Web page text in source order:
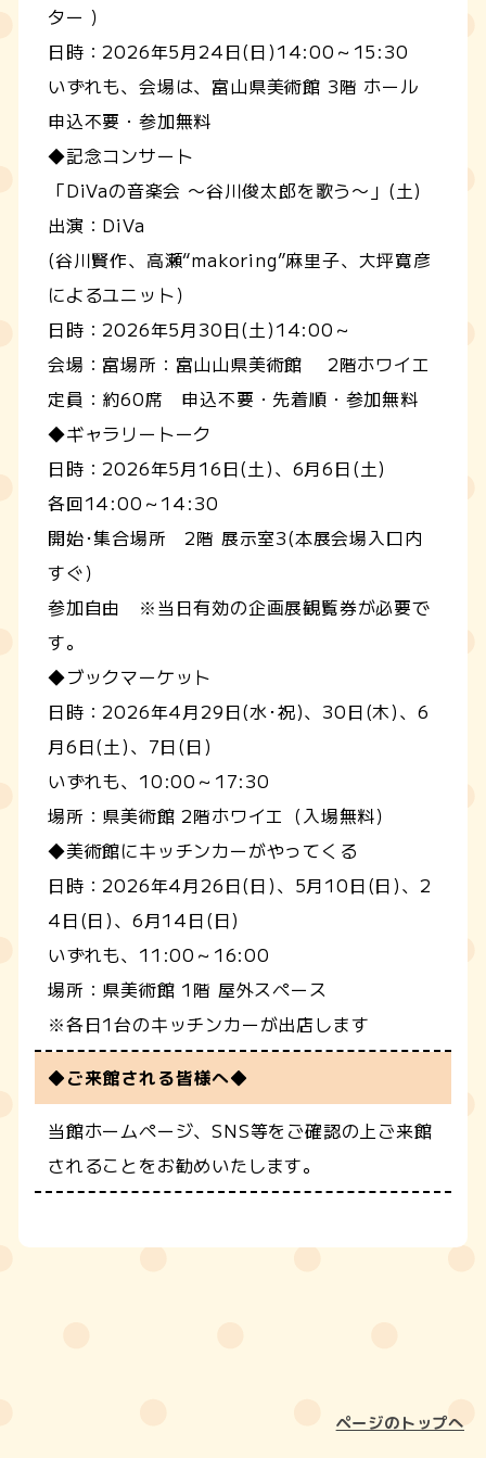
ター ）
日時：2026年5月24日(日)14:00～15:30
いずれも、会場は、富山県美術館 3階 ホール
申込不要・参加無料
◆記念コンサート
「DiVaの音楽会 〜谷川俊太郎を歌う〜」(土)
出演：DiVa
(谷川賢作、高瀬“makoring”麻里子、大坪寛彦
によるユニット）
日時：2026年5月30日(土)14:00～
会場：富場所：富山山県美術館 2階ホワイエ
定員：約60席 申込不要・先着順・参加無料
◆ギャラリートーク
日時：2026年5月16日(土)、6月6日(土)
各回14:00～14:30
開始･集合場所 2階 展示室3(本展会場入口内
すぐ）
参加自由 ※当日有効の企画展観覧券が必要で
す。
◆ブックマーケット
日時：2026年4月29日(水･祝)、30日(木)、6
月6日(土)、7日(日)
いずれも、10:00～17:30
場所：県美術館 2階ホワイエ（入場無料）
◆美術館にキッチンカーがやってくる
日時：2026年4月26日(日)、5月10日(日)、2
4日(日)、6月14日(日)
いずれも、11:00～16:00
場所：県美術館 1階 屋外スペース
※各日1台のキッチンカーが出店します
◆ご来館される皆様へ◆
当館ホームページ、SNS等をご確認の上ご来館
されることをお勧めいたします。
ページのトップへ